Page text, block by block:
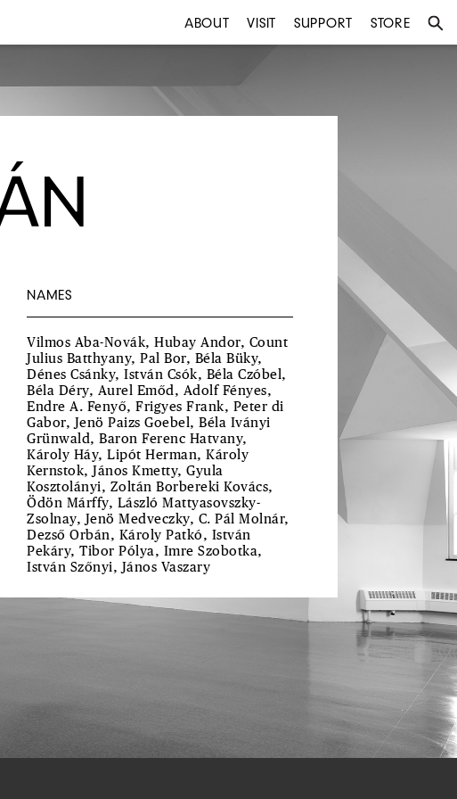
ABOUT VISIT SUPPORT STORE
NAMES
Vilmos Aba-Novák, Hubay Andor, Count
Julius Batthyany, Pal Bor, Béla Büky,
Dénes Csánky, István Csók, Béla Czóbel,
Béla Déry, Aurel Emőd, Adolf Fényes,
Endre A. Fenyő, Frigyes Frank, Peter di
Gabor, Jenö Paizs Goebel, Béla Iványi
Grünwald, Baron Ferenc Hatvany,
Károly Háy, Lipót Herman, Károly
Kernstok, János Kmetty, Gyula
Kosztolányi, Zoltán Borbereki Kovács,
Ödön Márffy, László Mattyasovszky-
Zsolnay, Jenö Medveczky, C. Pál Molnár,
Dezső Orbán, Károly Patkó, István
Pekáry, Tibor Pólya, Imre Szobotka,
István Szőnyi, János Vaszary